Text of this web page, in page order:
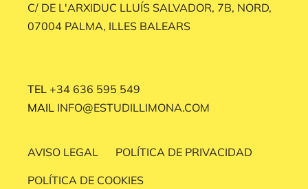
C/ DE L'ARXIDUC LLUÍS SALVADOR, 7B, NORD,
07004 PALMA, ILLES BALEARS
TEL +34 636 595 549
MAIL INFO@ESTUDILLIMONA.COM
AVISO LEGAL POLÍTICA DE PRIVACIDAD
POLÍTICA DE COOKIES